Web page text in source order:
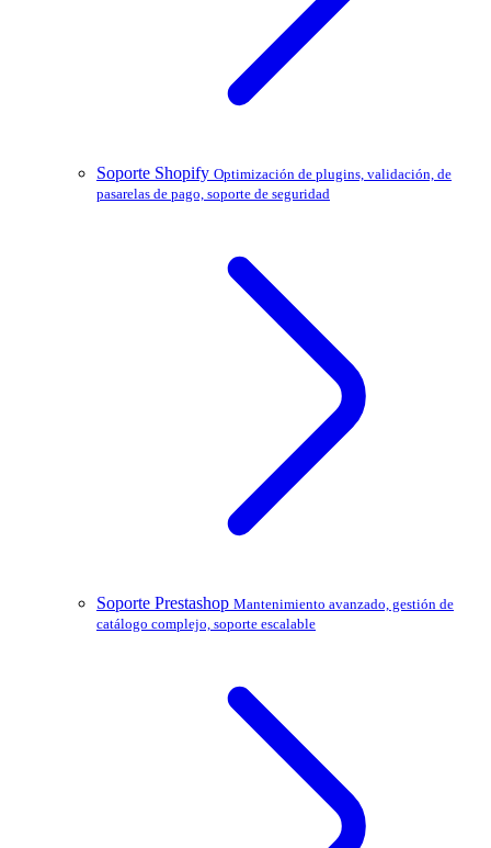
Soporte Shopify Optimización de plugins, validación, de
pasarelas de pago, soporte de seguridad
Soporte Prestashop Mantenimiento avanzado, gestión de
catálogo complejo, soporte escalable